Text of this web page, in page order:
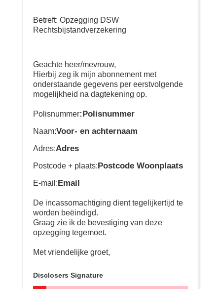
Betreft: Opzegging DSW
Rechtsbijstandverzekering
Geachte heer/mevrouw,
Hierbij zeg ik mijn abonnement met
onderstaande gegevens per eerstvolgende
mogelijkheid na dagtekening op.
Polisnummer:Polisnummer
Naam:Voor- en achternaam
Adres:Adres
Postcode + plaats:Postcode Woonplaats
E-mail:Email
De incassomachtiging dient tegelijkertijd te
worden beëindigd.
Graag zie ik de bevestiging van deze
opzegging tegemoet.
Met vriendelijke groet,
Disclosers Signature